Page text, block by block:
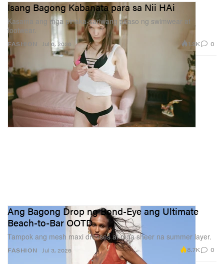
FASHION
Isang Bagong Kabanata para sa Nii HAi
Kasama ang mga pinaka-sariwang piraso ng swimwear at
footwear.
Jul 6, 2026 1.9K 0
FASHION
Ang Bagong Drop ng Bond-Eye ang Ultimate
Beach-to-Bar OOTD
Tampok ang mesh maxi dresses at mga sheer na summer layer.
Jul 3, 2026 8.7K 0